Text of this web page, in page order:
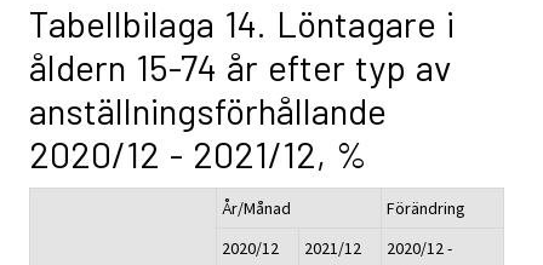
Tabellbilaga 14. Löntagare i
åldern 15-74 år efter typ av
anställningsförhållande
2020/12 - 2021/12, %
År/Månad
Förändring
2020/12
2021/12
2020/12 -